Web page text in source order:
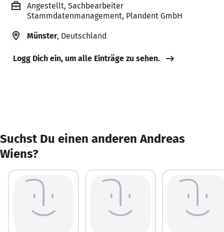
Angestellt, Sachbearbeiter
Stammdatenmanagement, Plandent GmbH
Münster, Deutschland
Logg Dich ein, um alle Einträge zu sehen.
Suchst Du einen anderen Andreas
Wiens?